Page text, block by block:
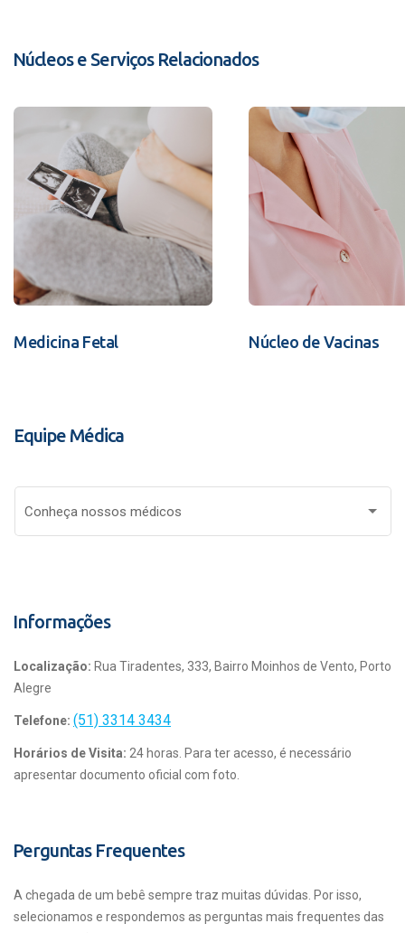
Núcleos e Serviços Relacionados
Medicina Fetal Núcleo de Vacinas
Equipe Médica
Conheça nossos médicos
Informações
Localização: Rua Tiradentes, 333, Bairro Moinhos de Vento, Porto
Alegre
Telefone: (51) 3314 3434
Horários de Visita: 24 horas. Para ter acesso, é necessário
apresentar documento oficial com foto.
Perguntas Frequentes
A chegada de um bebê sempre traz muitas dúvidas. Por isso,
selecionamos e respondemos as perguntas mais frequentes das